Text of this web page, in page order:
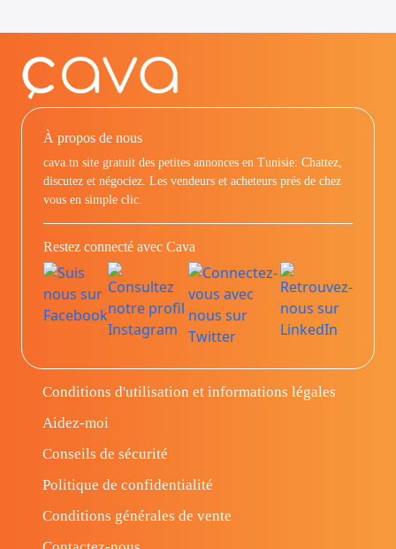
À propos de nous
cava.tn site gratuit des petites annonces en Tunisie: Chattez,
discutez et négociez. Les vendeurs et acheteurs prés de chez
vous en simple clic.
Restez connecté avec Cava
Conditions d'utilisation et informations légales
Aidez-moi
Conseils de sécurité
Politique de confidentialité
Conditions générales de vente